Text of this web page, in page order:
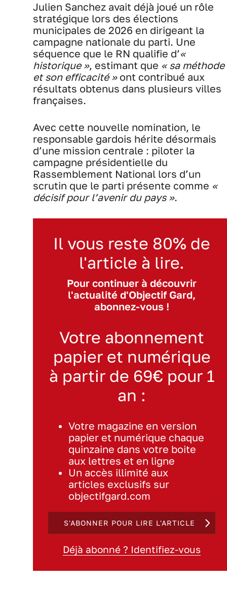
Julien Sanchez avait déjà joué un rôle
stratégique lors des élections
municipales de 2026 en dirigeant la
campagne nationale du parti. Une
séquence que le RN qualifie d’«
historique », estimant que « sa méthode
et son efficacité »ont contribué aux
résultats obtenus dans plusieurs villes
françaises.
Avec cette nouvelle nomination, le
responsable gardois hérite désormais
d’une mission centrale : piloter la
campagne présidentielle du
Rassemblement National lors d’un
scrutin que le parti présente comme «
décisif pour l’avenir du pays ».
Il vous reste 80% de
l'article à lire.
Pour continuer à découvrir
l'actualité d'Objectif Gard,
abonnez-vous !
Votre abonnement
papier et numérique
à partir de 69€ pour 1
an :
Votre magazine en version
papier et numérique chaque
quinzaine dans votre boite
aux lettres et en ligne
Un accès illimité aux
articles exclusifs sur
objectifgard.com
S'ABONNER POUR LIRE L'ARTICLE
Déjà abonné ? Identifiez-vous